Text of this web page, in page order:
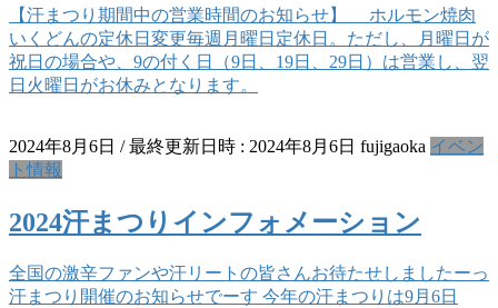
【汗まつり期間中の営業時間のお知らせ】 ホルモン焼肉
いくどんの定休日変更毎週月曜日定休日。ただし、月曜日が
祝日の場合や、9の付く日（9日、19日、29日）は営業し、翌
日火曜日がお休みとなります。
2024年8月6日 / 最終更新日時 : 2024年8月6日 fujigaoka イベン
ト情報
2024汗まつりインフォメーション
全国の激辛ファンや汗リートの皆さんお待たせしましたーっ
汗まつり開催のお知らせでーす 今年の汗まつりは9月6日